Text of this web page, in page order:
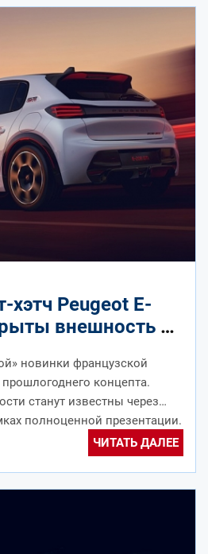
Peugeot E-
внешность и
новинки французской
концепта.
станут известны через
полноценной презентации.
ЧИТАТЬ ДАЛЕЕ